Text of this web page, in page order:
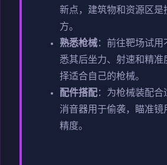
新点，建筑物和资源区是
方。
熟悉枪械：前往靶场试
悉其后坐力、射速和精准
择适合自己的枪械。
配件搭配：为枪械装配合
消音器用于偷袭，瞄准镜
精度。